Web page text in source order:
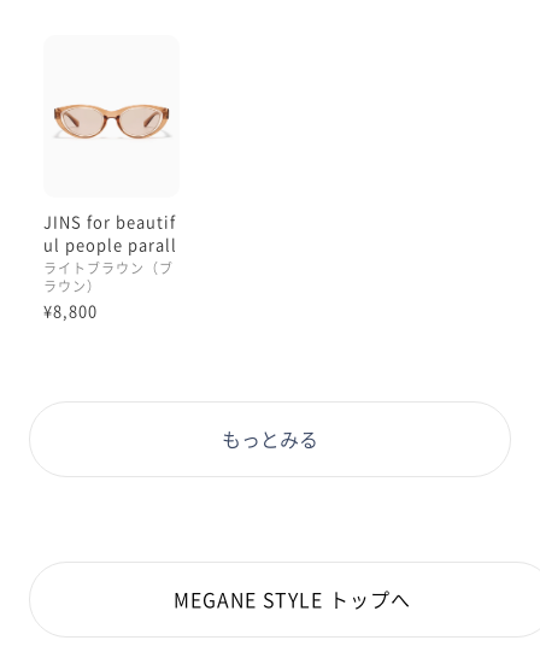
JINS for beautif
ul people parall
ax sunglasses
ライトブラウン（ブ
ラウン）
¥8,800
もっとみる
MEGANE STYLE トップへ